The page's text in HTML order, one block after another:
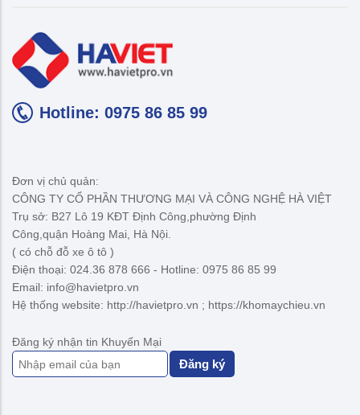
Hotline: 0975 86 85 99
Đơn vị chủ quản:
CÔNG TY CỔ PHẦN THƯƠNG MẠI VÀ CÔNG NGHỆ HÀ VIỆT
Trụ sở: B27 Lô 19 KĐT Định Công,phường Định
Công,quận Hoàng Mai, Hà Nội.
( có chỗ đỗ xe ô tô )
Điện thoại: 024.36 878 666 - Hotline: 0975 86 85 99
Email: info@havietpro.vn
Hệ thống website: http://havietpro.vn ; https://khomaychieu.vn
Đăng ký nhận tin Khuyến Mại
Đăng ký